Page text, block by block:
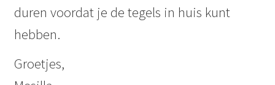
duren voordat je de tegels in huis kunt
hebben.
Groetjes,